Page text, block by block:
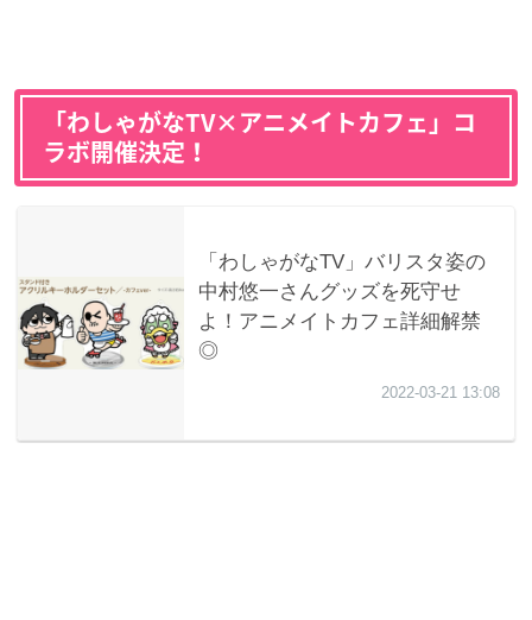
「わしゃがなTV×アニメイトカフェ」コ
ラボ開催決定！